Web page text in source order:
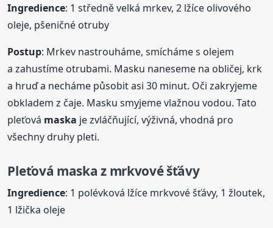
Ingredience: 1 středně velká mrkev, 2 lžíce olivového
oleje, pšeničné otruby
Postup: Mrkev nastrouháme, smícháme s olejem
a zahustíme otrubami. Masku naneseme na obličej, krk
a hruď a necháme působit asi 30 minut. Oči zakryjeme
obkladem z čaje. Masku smyjeme vlažnou vodou. Tato
pleťová maska je zvláčňující, výživná, vhodná pro
všechny druhy pleti.
Pleťová maska z mrkvové šťávy
Ingredience: 1 polévková lžíce mrkvové šťávy, 1 žloutek,
1 lžička oleje